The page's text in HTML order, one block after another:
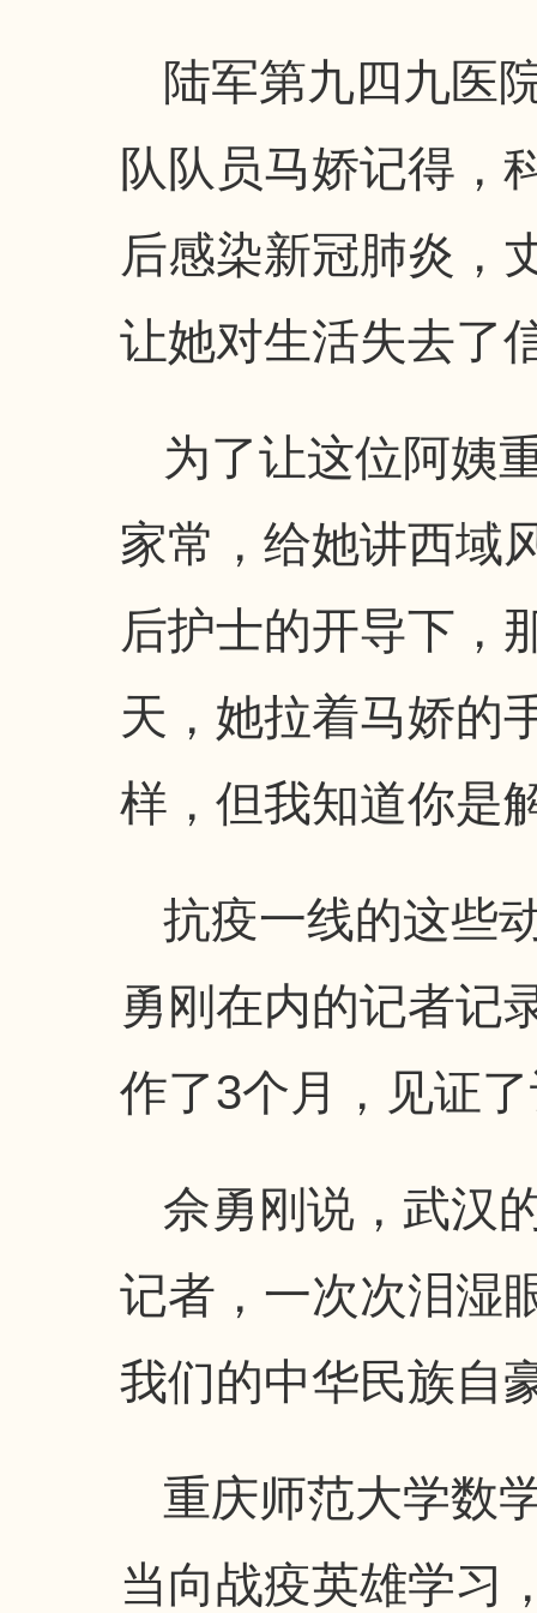
陆军第九四九医
队队员马娇记得，
后感染新冠肺炎，
让她对生活失去了
为了让这位阿姨
家常，给她讲西域
后护士的开导下，
天，她拉着马娇的
样，但我知道你是
抗疫一线的这些
勇刚在内的记者记
作了3个月，见证
佘勇刚说，武汉
记者，一次次泪湿
我们的中华民族自
重庆师范大学数
当向战疫英雄学习